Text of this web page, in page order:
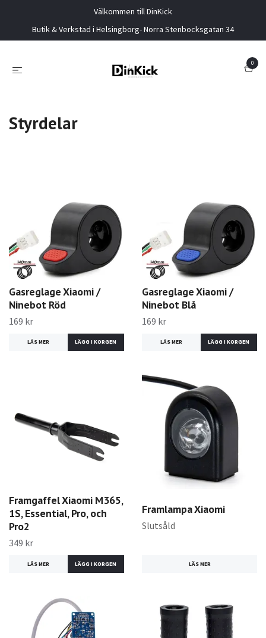
Välkommen till DinKick
Butik & Verkstad i Helsingborg- Norra Stenbocksgatan 34
0
Styrdelar
Gasreglage Xiaomi /
Ninebot Röd
169 kr
LÄS MER
Gasreglage Xiaomi /
Ninebot Blå
169 kr
LÄS MER
Framgaffel Xiaomi M365,
1S, Essential, Pro, och
Pro2
349 kr
LÄS MER
Framlampa Xiaomi
Slutsåld
LÄS MER